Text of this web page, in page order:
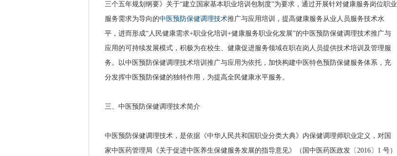
三个五年规划纲要》关于“建立国家基本职业培训包制度”为要求，通过开展针对健康服务岗位职业
服务需求为导向的中医预防保健调理技术推广与应用培训，提高健康服务从业人员服务技术水
平，进而形成“人民健康需求+职业化培训+健康服务职业化发展”的中医预防保健调理技术推广与
应用的可持续发展模式，积极为在校生、健康促进服务领域在职在岗人员提供技术培训及管理服
务。以中医预防保健调理技术培训推广与应用为依托，加快构建中医特色预防保健服务体系，充
分发挥中医预防保健的独特作用，为提高全民健康水平服务。
三、中医预防保健调理技术简介
中医预防保健调理技术，是依据《中华人民共和国职业分类大典》内保健调理师职业定义，对国
家中医药管理局《关于促进中医养生保健服务发展的指导意见》（国中医药医政发〔2016〕1 号）